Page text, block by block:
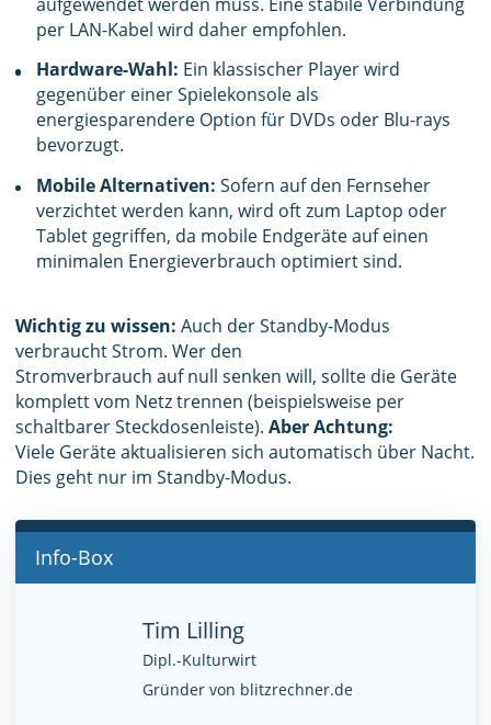
per LAN-Kabel wird daher empfohlen.
Hardware-Wahl: Ein klassischer Player wird
gegenüber einer Spielekonsole als
energiesparendere Option für DVDs oder Blu-rays
bevorzugt.
Mobile Alternativen:Sofern auf den Fernseher
verzichtet werden kann, wird oft zum Laptop oder
Tablet gegriffen, da mobile Endgeräte auf einen
minimalen Energieverbrauch optimiert sind.
Wichtig zu wissen: Auch der Standby-Modus
verbraucht Strom. Wer den
Stromverbrauch auf null senken will, sollte die Geräte
komplett vom Netz trennen (beispielsweise per
schaltbarer Steckdosenleiste). Aber Achtung:
Viele Geräte aktualisieren sich automatisch über Nacht.
Dies geht nur im Standby-Modus.
Info-Box
Tim Lilling
Dipl.-Kulturwirt
Gründer von blitzrechner.de